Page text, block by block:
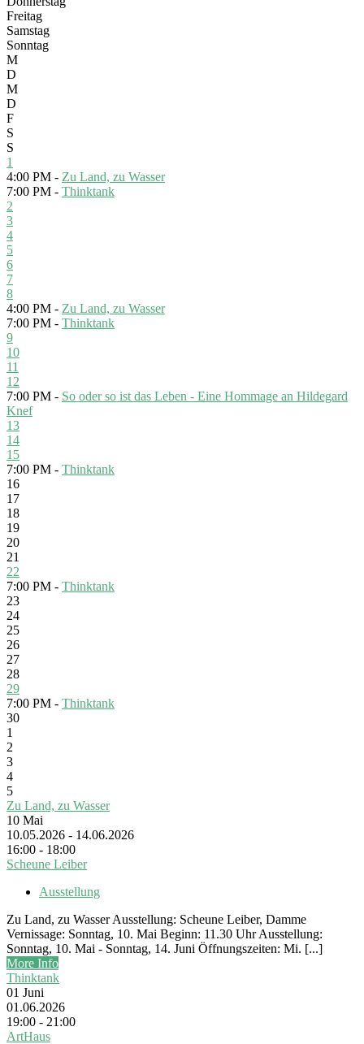
Freitag
Samstag
Sonntag
M
D
M
D
F
S
S
1
4:00 PM - Zu Land, zu Wasser
7:00 PM - Thinktank
2
3
4
5
6
7
8
4:00 PM - Zu Land, zu Wasser
7:00 PM - Thinktank
9
10
11
12
7:00 PM - So oder so ist das Leben - Eine Hommage an Hildegard
Knef
13
14
15
7:00 PM - Thinktank
16
17
18
19
20
21
22
7:00 PM - Thinktank
23
24
25
26
27
28
29
7:00 PM - Thinktank
30
1
2
3
4
5
Zu Land, zu Wasser
10 Mai
10.05.2026 - 14.06.2026
16:00 - 18:00
Scheune Leiber
Ausstellung
Zu Land, zu Wasser Ausstellung: Scheune Leiber, Damme
Vernissage: Sonntag, 10. Mai Beginn: 11.30 Uhr Ausstellung:
Sonntag, 10. Mai - Sonntag, 14. Juni Öffnungszeiten: Mi. [...]
More Info
Thinktank
01 Juni
01.06.2026
19:00 - 21:00
ArtHaus